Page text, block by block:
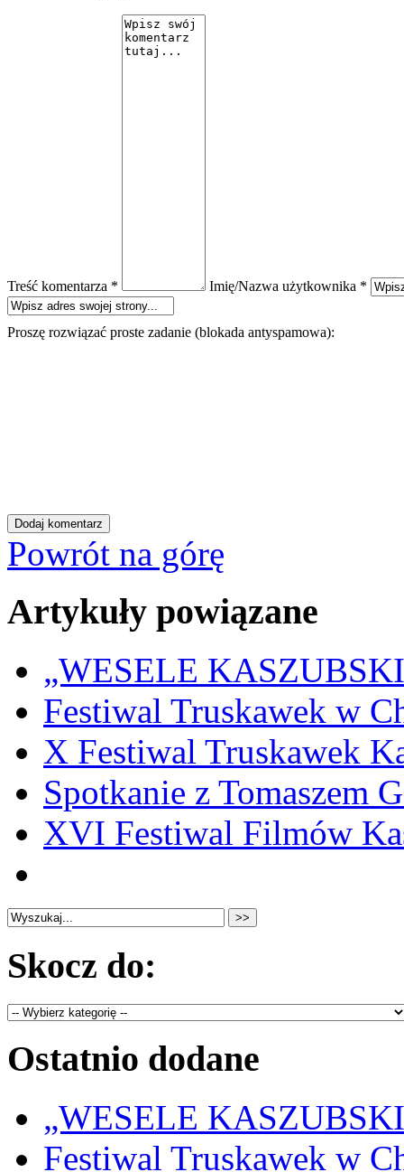
Treść komentarza * Imię/Nazwa użytkownika *
Proszę rozwiązać proste zadanie (blokada antyspamowa):
Powrót na górę
Artykuły powiązane
„WESELE
Festiwal Truskawek w
X Festiwal Truskawek
Spotkanie z Tomaszem
XVI Festiwal Filmów
Skocz do:
Ostatnio dodane
„WESELE
Festiwal Truskawek w